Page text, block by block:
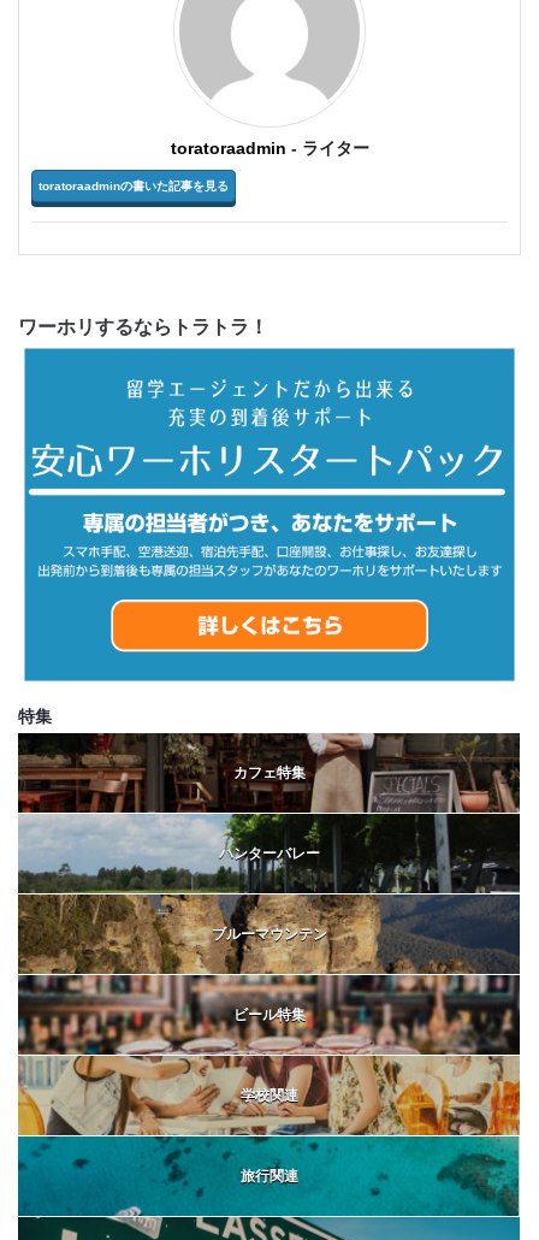
toratoraadmin - ライター
toratoraadminの書いた記事を見る
ワーホリするならトラトラ！
特集
カフェ特集
ハンターバレー
ブルーマウンテン
ビール特集
学校関連
旅行関連